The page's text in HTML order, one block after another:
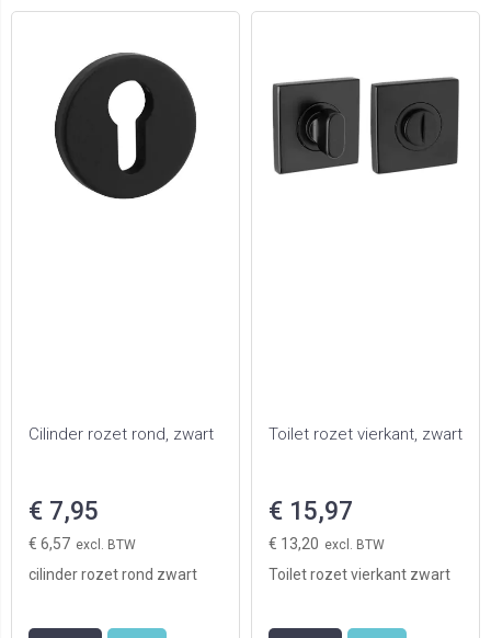
Cilinder rozet rond, zwart
€ 7,95
€ 6,57
cilinder rozet rond zwart
Toilet rozet vierkant, zwart
€ 15,97
€ 13,20
Toilet rozet vierkant zwart